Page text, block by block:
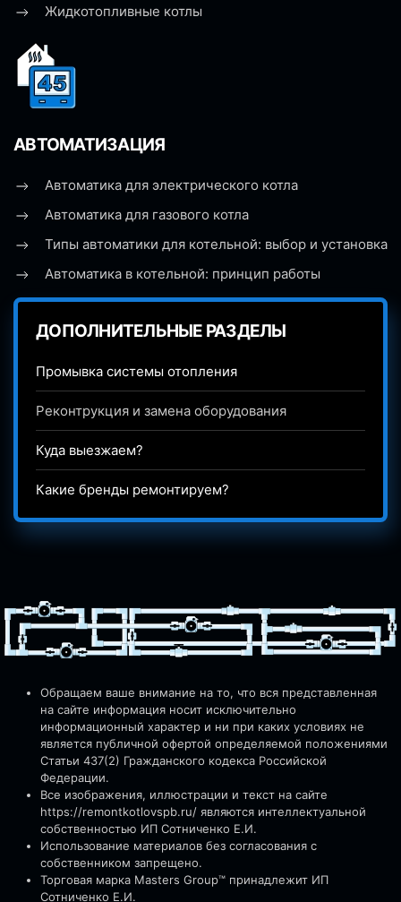
Жидкотопливные котлы
АВТОМАТИЗАЦИЯ
Автоматика для электрического котла
Автоматика для газового котла
Типы автоматики для котельной: выбор и установка
Автоматика в котельной: принцип работы
ДОПОЛНИТЕЛЬНЫЕ РАЗДЕЛЫ
Промывка системы отопления
Реконтрукция и замена оборудования
Куда выезжаем?
Какие бренды ремонтируем?
Обращаем ваше внимание на то, что вся представленная
на сайте информация носит исключительно
информационный характер и ни при каких условиях не
является публичной офертой определяемой положениями
Статьи 437(2) Гражданского кодекса Российской
Федерации.
Все изображения, иллюстрации и текст на сайте
https://remontkotlovspb.ru/ являются интеллектуальной
собственностью ИП Сотниченко Е.И.
Использование материалов без согласования с
собственником запрещено.
Торговая марка Masters Group™ принадлежит ИП
Сотниченко Е.И.